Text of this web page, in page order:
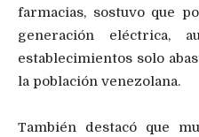
farmacias, sostuvo que
generación eléctrica,
establecimientos solo
la población venezolana.
También destacó que